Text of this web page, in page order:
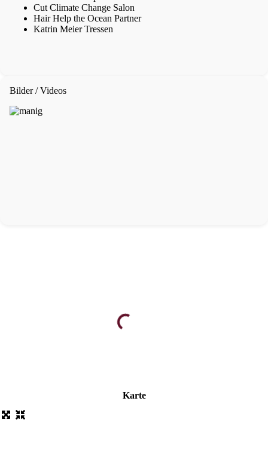
Cut Climate Change Salon
Hair Help the Ocean Partner
Katrin Meier Tressen
Bilder / Videos
Karte